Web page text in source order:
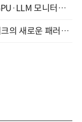
[올쇼TV] AI 시대의 옵저버빌리티: GPU·LLM 모니터링부터 AI 기반 장애 대응까지 (8/11 생방송)
“AI와 함께 일하는 시대 ” - 스마트 워크의 새로운 패러다임 (9/11)